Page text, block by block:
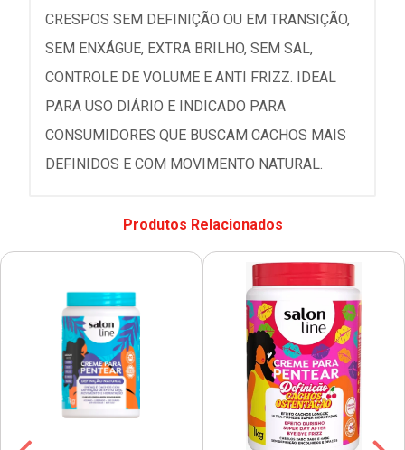
CRESPOS SEM DEFINIÇÃO OU EM TRANSIÇÃO,
SEM ENXÁGUE, EXTRA BRILHO, SEM SAL,
CONTROLE DE VOLUME E ANTI FRIZZ. IDEAL
PARA USO DIÁRIO E INDICADO PARA
CONSUMIDORES QUE BUSCAM CACHOS MAIS
DEFINIDOS E COM MOVIMENTO NATURAL.
Produtos Relacionados